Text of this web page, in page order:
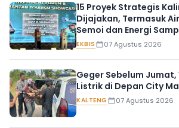
15 Proyek Strategis
Dijajakan, Termasuk
Semoi dan Energi
EKBIS 07 Agustus 2026
Geger Sebelum
Listrik di Depan City
KALTENG 07 Agustus 2026